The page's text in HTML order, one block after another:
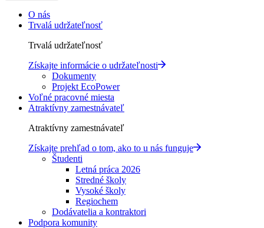
O nás
Trvalá udržateľnosť
Trvalá udržateľnosť
Získajte informácie o udržateľnosti
Dokumenty
Projekt EcoPower
Voľné pracovné miesta
Atraktívny zamestnávateľ
Atraktívny zamestnávateľ
Získajte prehľad o tom, ako to u nás funguje
Študenti
Letná práca 2026
Stredné školy
Vysoké školy
Regiochem
Dodávatelia a kontraktori
Podpora komunity